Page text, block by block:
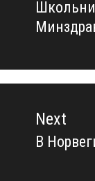
Previous
post:
Next
Next
В